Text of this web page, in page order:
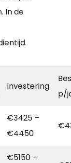
In de
Investering
p/
€3425 –
€4450
€5150 –